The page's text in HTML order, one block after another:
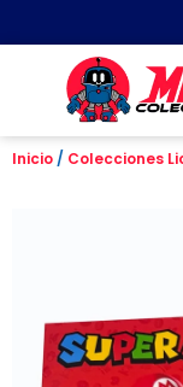
Inicio / Colecciones